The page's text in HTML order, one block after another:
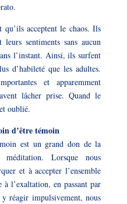
acceptent le chaos. Ils
sentiments sans aucun
l’instant. Ainsi, ils surfent
d’habileté que les adultes.
et apparemment
lâcher prise. Quand le
oublié.
d’être témoin
est un grand don de la
Lorsque nous
et à accepter l’ensemble
l’exaltation, en passant par
réagir impulsivement, nous